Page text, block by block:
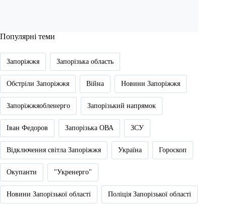
Популярні теми
Запоріжжя Запорізька область
Обстріли Запоріжжя Війна Новини Запоріжжя
Запоріжжяобленерго Запорізький напрямок
Іван Федоров Запорізька ОВА ЗСУ
Відключення світла Запоріжжя Україна Гороскоп
Окупанти "Укренерго"
Новини Запорізької області Поліція Запорізької області